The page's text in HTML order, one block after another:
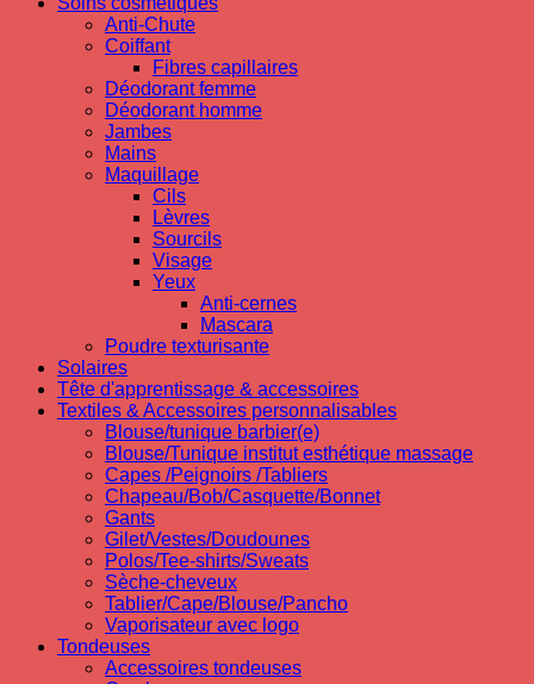
Anti-Chute
Coiffant
Fibres capillaires
Déodorant femme
Déodorant homme
Jambes
Mains
Maquillage
Cils
Lèvres
Sourcils
Visage
Yeux
Anti-cernes
Mascara
Poudre texturisante
Solaires
Tête d'apprentissage & accessoires
Textiles & Accessoires personnalisables
Blouse/tunique barbier(e)
Blouse/Tunique institut esthétique massage
Capes /Peignoirs /Tabliers
Chapeau/Bob/Casquette/Bonnet
Gants
Gilet/Vestes/Doudounes
Polos/Tee-shirts/Sweats
Sèche-cheveux
Tablier/Cape/Blouse/Pancho
Vaporisateur avec logo
Tondeuses
Accessoires tondeuses